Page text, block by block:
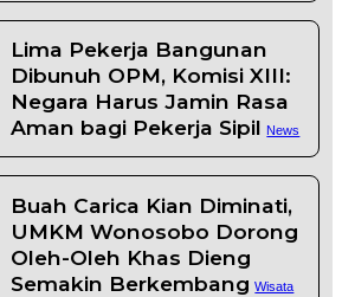
Lima Pekerja Bangunan
Dibunuh OPM, Komisi XIII:
Negara Harus Jamin Rasa
Aman bagi Pekerja Sipil News
Buah Carica Kian Diminati,
UMKM Wonosobo Dorong
Oleh-Oleh Khas Dieng
Semakin Berkembang Wisata